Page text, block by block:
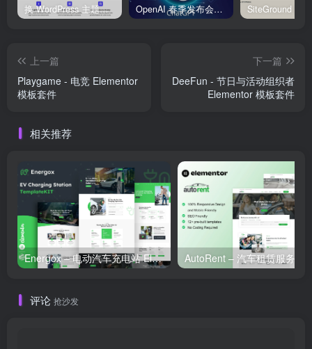
换 WordPress 主题前先看这份清单：Kadence、Blocksy Pro 与 WoodMart 的实操配置教程 OpenAI 春季发布会：全新 GPT-4o 多模态模型发布，实时互动及免费用户升级全面开启
上一篇
Playgame - 电竞 Elementor
模板套件
下一篇
DeeFun - 节日与活动组织者
Elementor 模板套件
相关推荐
Energox – 电动汽车充电站 Elementor 模板套件
评论 抢沙发